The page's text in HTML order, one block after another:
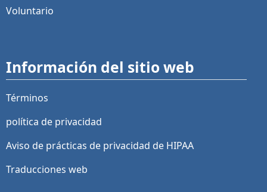
Voluntario
Información del sitio web
Términos
política de privacidad
Aviso de prácticas de privacidad de HIPAA
Traducciones web